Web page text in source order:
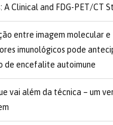
A Clinical and FDG-PET/CT
entre imagem molecular e
imunológicos pode
de encefalite autoimune
vai além da técnica – um